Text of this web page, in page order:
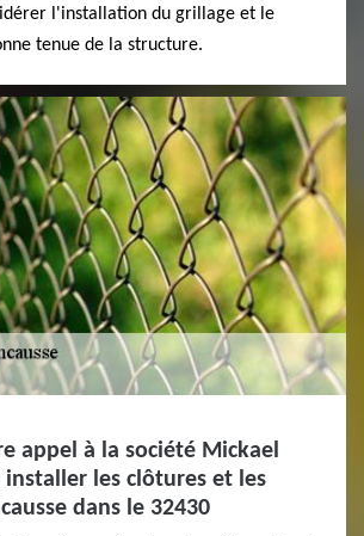
l'installation du grillage et le
tenue de la structure.
appel à la société Mickael
installer les clôtures et les
dans le 32430